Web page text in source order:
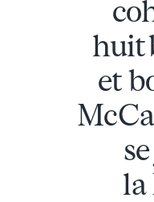
huit
et
la